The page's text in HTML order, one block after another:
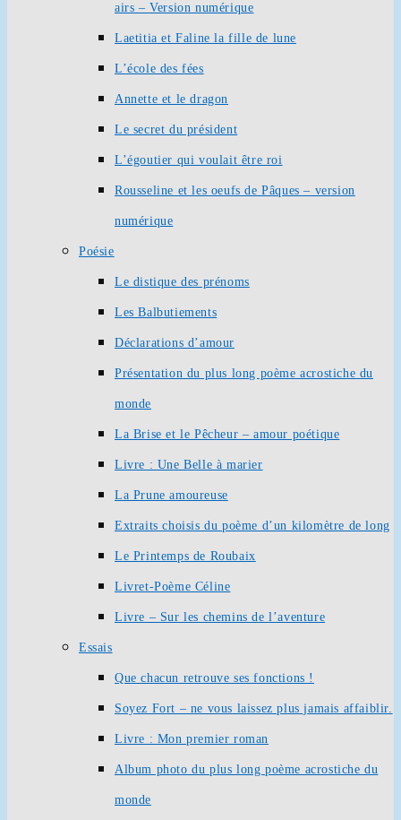
airs – Version numérique
Laetitia et Faline la fille de lune
L’école des fées
Annette et le dragon
Le secret du président
L’égoutier qui voulait être roi
Rousseline et les oeufs de Pâques – version
numérique
Poésie
Le distique des prénoms
Les Balbutiements
Déclarations d’amour
Présentation du plus long poème acrostiche du
monde
La Brise et le Pêcheur – amour poétique
Livre : Une Belle à marier
La Prune amoureuse
Extraits choisis du poème d’un kilomètre de long
Le Printemps de Roubaix
Livret-Poème Céline
Livre – Sur les chemins de l’aventure
Essais
Que chacun retrouve ses fonctions !
Soyez Fort – ne vous laissez plus jamais affaiblir.
Livre : Mon premier roman
Album photo du plus long poème acrostiche du
monde